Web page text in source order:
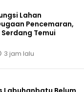
Lahan
Pencemaran,
Serdang Temui
3 jam lalu